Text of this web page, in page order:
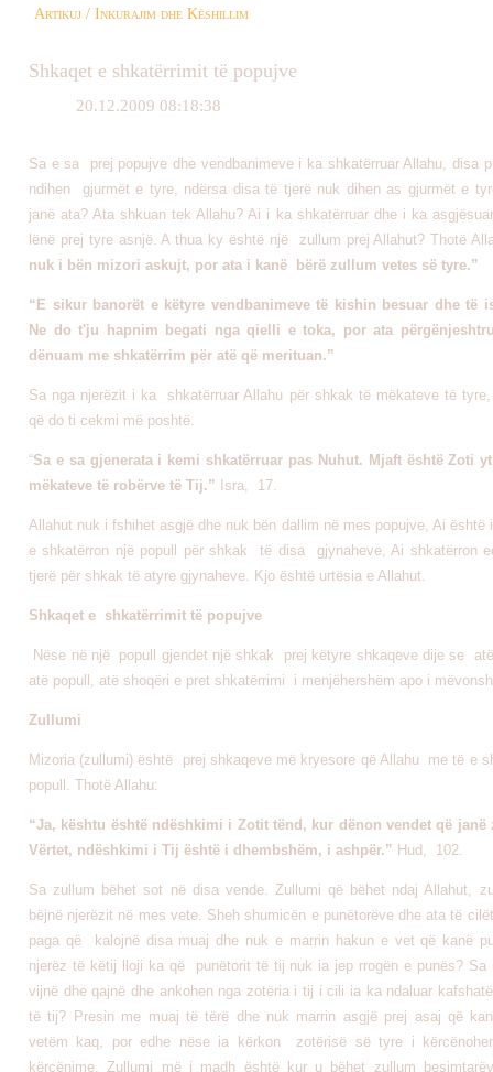
Artikuj / Inkurajim dhe Këshillim
Shkaqet e shkatërrimit të popujve
20.12.2009 08:18:38
Sa e sa prej popujve dhe vendbanimeve i ka shkatërruar Allahu, disa
ndihen gjurmët e tyre, ndërsa disa të tjerë nuk dihen as gjurmët e
janë ata? Ata shkuan tek Allahu? Ai i ka shkatërruar dhe i ka
lënë prej tyre asnjë. A thua ky është një zullum prej Allahut? Thotë
nuk i bën mizori askujt, por ata i kanë bërë zullum vetes së tyre.”
“E sikur banorët e këtyre vendbanimeve të kishin besuar dhe të
Ne do t'ju hapnim begati nga qielli e toka, por ata
dënuam me shkatërrim për atë që merituan.”
Sa nga njerëzit i ka shkatërruar Allahu për shkak të mëkateve të
që do ti cekmi më poshtë.
“Sa e sa gjenerata i kemi shkatërruar pas Nuhut. Mjaft është Zoti
mëkateve të robërve të Tij.” Isra, 17.
Allahut nuk i fshihet asgjë dhe nuk bën dallim në mes popujve, Ai është
e shkatërron një popull për shkak të disa gjynaheve, Ai shkatërron
tjerë për shkak të atyre gjynaheve. Kjo është urtësia e Allahut.
Shkaqet e shkatërrimit të popujve
Nëse në një popull gjendet një shkak prej këtyre shkaqeve dije se
atë popull, atë shoqëri e pret shkatërrimi i menjëhershëm apo i
Zullumi
Mizoria (zullumi) është prej shkaqeve më kryesore që Allahu me të e
popull. Thotë Allahu:
“Ja, kështu është ndëshkimi i Zotit tënd, kur dënon vendet që janë
Vërtet, ndëshkimi i Tij është i dhembshëm, i ashpër.” Hud, 102.
Sa zullum bëhet sot në disa vende. Zullumi që bëhet ndaj Allahut,
bëjnë njerëzit në mes vete. Sheh shumicën e punëtorëve dhe ata të
paga që kalojnë disa muaj dhe nuk e marrin hakun e vet që kanë
njerëz të këtij lloji ka që punëtorit të tij nuk ia jep rrogën e punës? Sa
vijnë dhe qajnë dhe ankohen nga zotëria i tij i cili ia ka ndaluar
të tij? Presin me muaj të tërë dhe nuk marrin asgjë prej asaj që
vetëm kaq, por edhe nëse ia kërkon zotërisë së tyre i
kërcënime. Zullumi më i madh është kur u bëhet zullum